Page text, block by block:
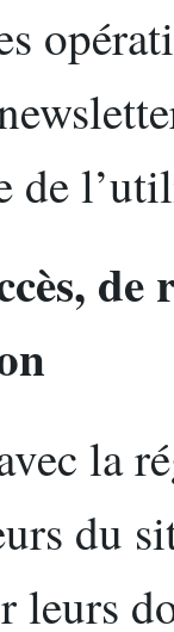
de
la
du
leurs